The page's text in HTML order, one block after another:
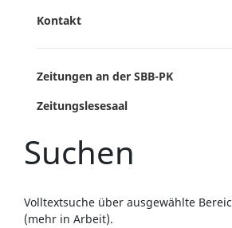
Kontakt
Zeitungen an der SBB-PK
Zeitungslesesaal
Suchen
Volltextsuche über ausgewählte
(mehr in Arbeit).